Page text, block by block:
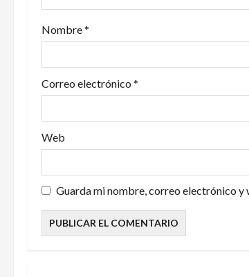
e
n
t
r
a
a
s
Nombre*
Correo electrónico *
Web
Guarda mi nombre, correo electrónico y